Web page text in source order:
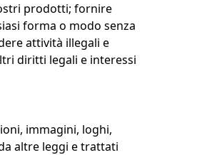
prodotti; fornire
forma o modo senza
attività illegali e
diritti legali e interessi
immagini, loghi,
altre leggi e trattati